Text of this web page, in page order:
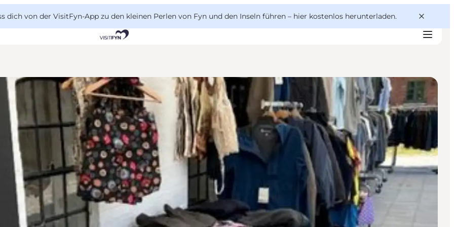
dich von der VisitFyn-App zu den kleinen Perlen von Fyn und den Inseln führen – hier kostenlos herunterladen.